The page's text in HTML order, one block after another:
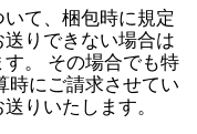
て、梱包時に規定
りできない場合は
。 その場合でも特
時にご請求させてい
りいたします。